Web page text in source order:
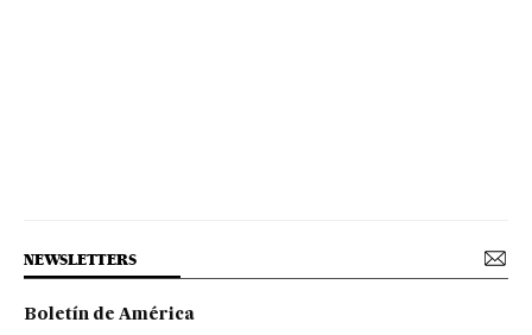
NEWSLETTERS
Boletín de América